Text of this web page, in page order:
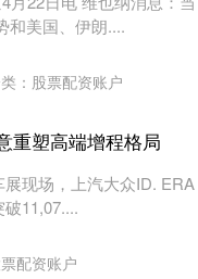
和美国、伊朗....
： 股票配资账户
重塑高端增程格局
现场，上汽大众ID. ERA
11,07....
配资账户